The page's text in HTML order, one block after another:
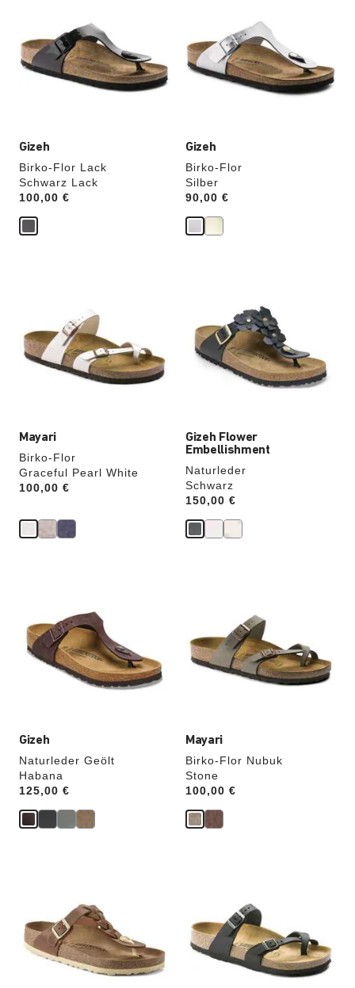
Gizeh
Birko-Flor Lack
Schwarz Lack
Price:
100,00 €
werden
die
Produktbilder
aktualisiert.
Gizeh
Birko-Flor
Silber
Price:
90,00 €
werden
die
Produktbilder
aktualisiert.
Mayari
Birko-Flor
Graceful Pearl White
Price:
100,00 €
werden
die
Produktbilder
aktualisiert.
Gizeh Flower
Embellishment
Naturleder
Schwarz
Price:
150,00 €
werden
die
Produktbilder
aktualisiert.
Gizeh
Naturleder Geölt
Habana
Price:
125,00 €
Farben
werden
die
Produktbilder
aktualisiert.
Mayari
Birko-Flor Nubuk
Stone
Price:
100,00 €
werden
die
Produktbilder
aktualisiert.
werden
die
Produktbilder
aktualisiert.
werden
die
Produktbilder
aktualisiert.